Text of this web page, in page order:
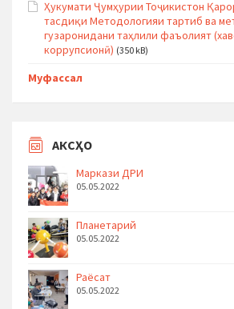
Ҳукумати Ҷумҳурии Тоҷикистон
тасдиқи Методологияи тартиб ва
гузаронидани таҳлили фаъолият
коррупсионӣ) (350 kB)
Муфассал
АКСҲО
Маркази ДРИ
05.05.2022
Планетарий
05.05.2022
Раёсат
05.05.2022